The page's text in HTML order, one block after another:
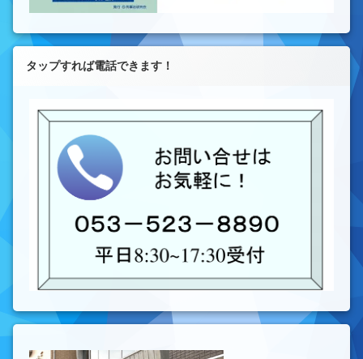
タップすれば電話できます！